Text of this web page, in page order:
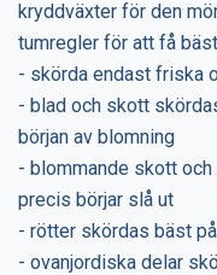
kryddväxter för den
tumregler för att få
- skörda endast friska
- blad och skott
början av blomning
- blommande skott
precis börjar slå ut
- rötter skördas bäst
- ovanjordiska delar